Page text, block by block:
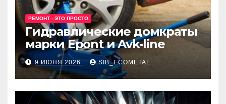
РЕМОНТ - ЭТО ПРОСТО
Гидравлические домкраты
марки Epont и Avk-line
9 ИЮНЯ 2026 SIB_ECOMETAL